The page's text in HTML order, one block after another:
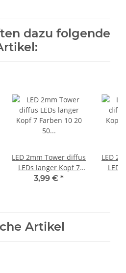
dazu folgende
LED 2mm Tower diffus
LEDs langer Kopf 7
Farben 10 20 50 100
3,99 € *
LED
Artikel